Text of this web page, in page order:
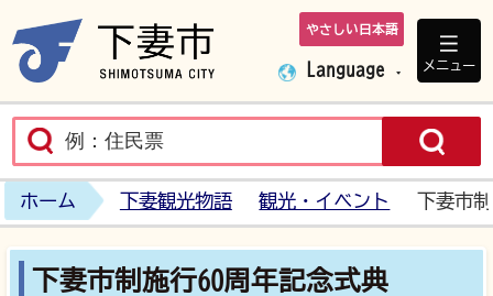
下妻市ホームペ
やさしい日本語
Language メニュー
ホーム 下妻観光物語 観光・イベント 下妻市
下妻市制施行60周年記念式典